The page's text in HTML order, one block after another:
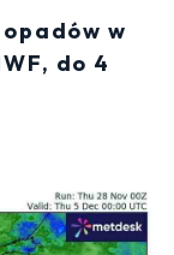
w
do 4